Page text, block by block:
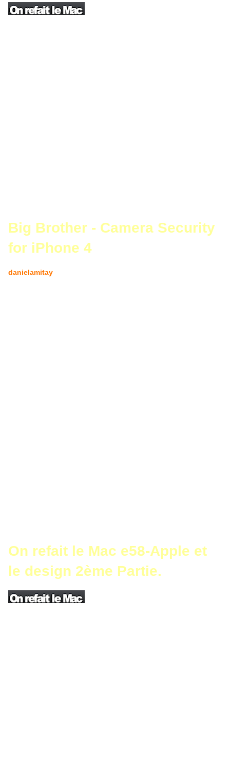
Big Brother - Camera Security
for iPhone 4
danielamitay
On refait le Mac e58-Apple et
le design 2ème Partie.